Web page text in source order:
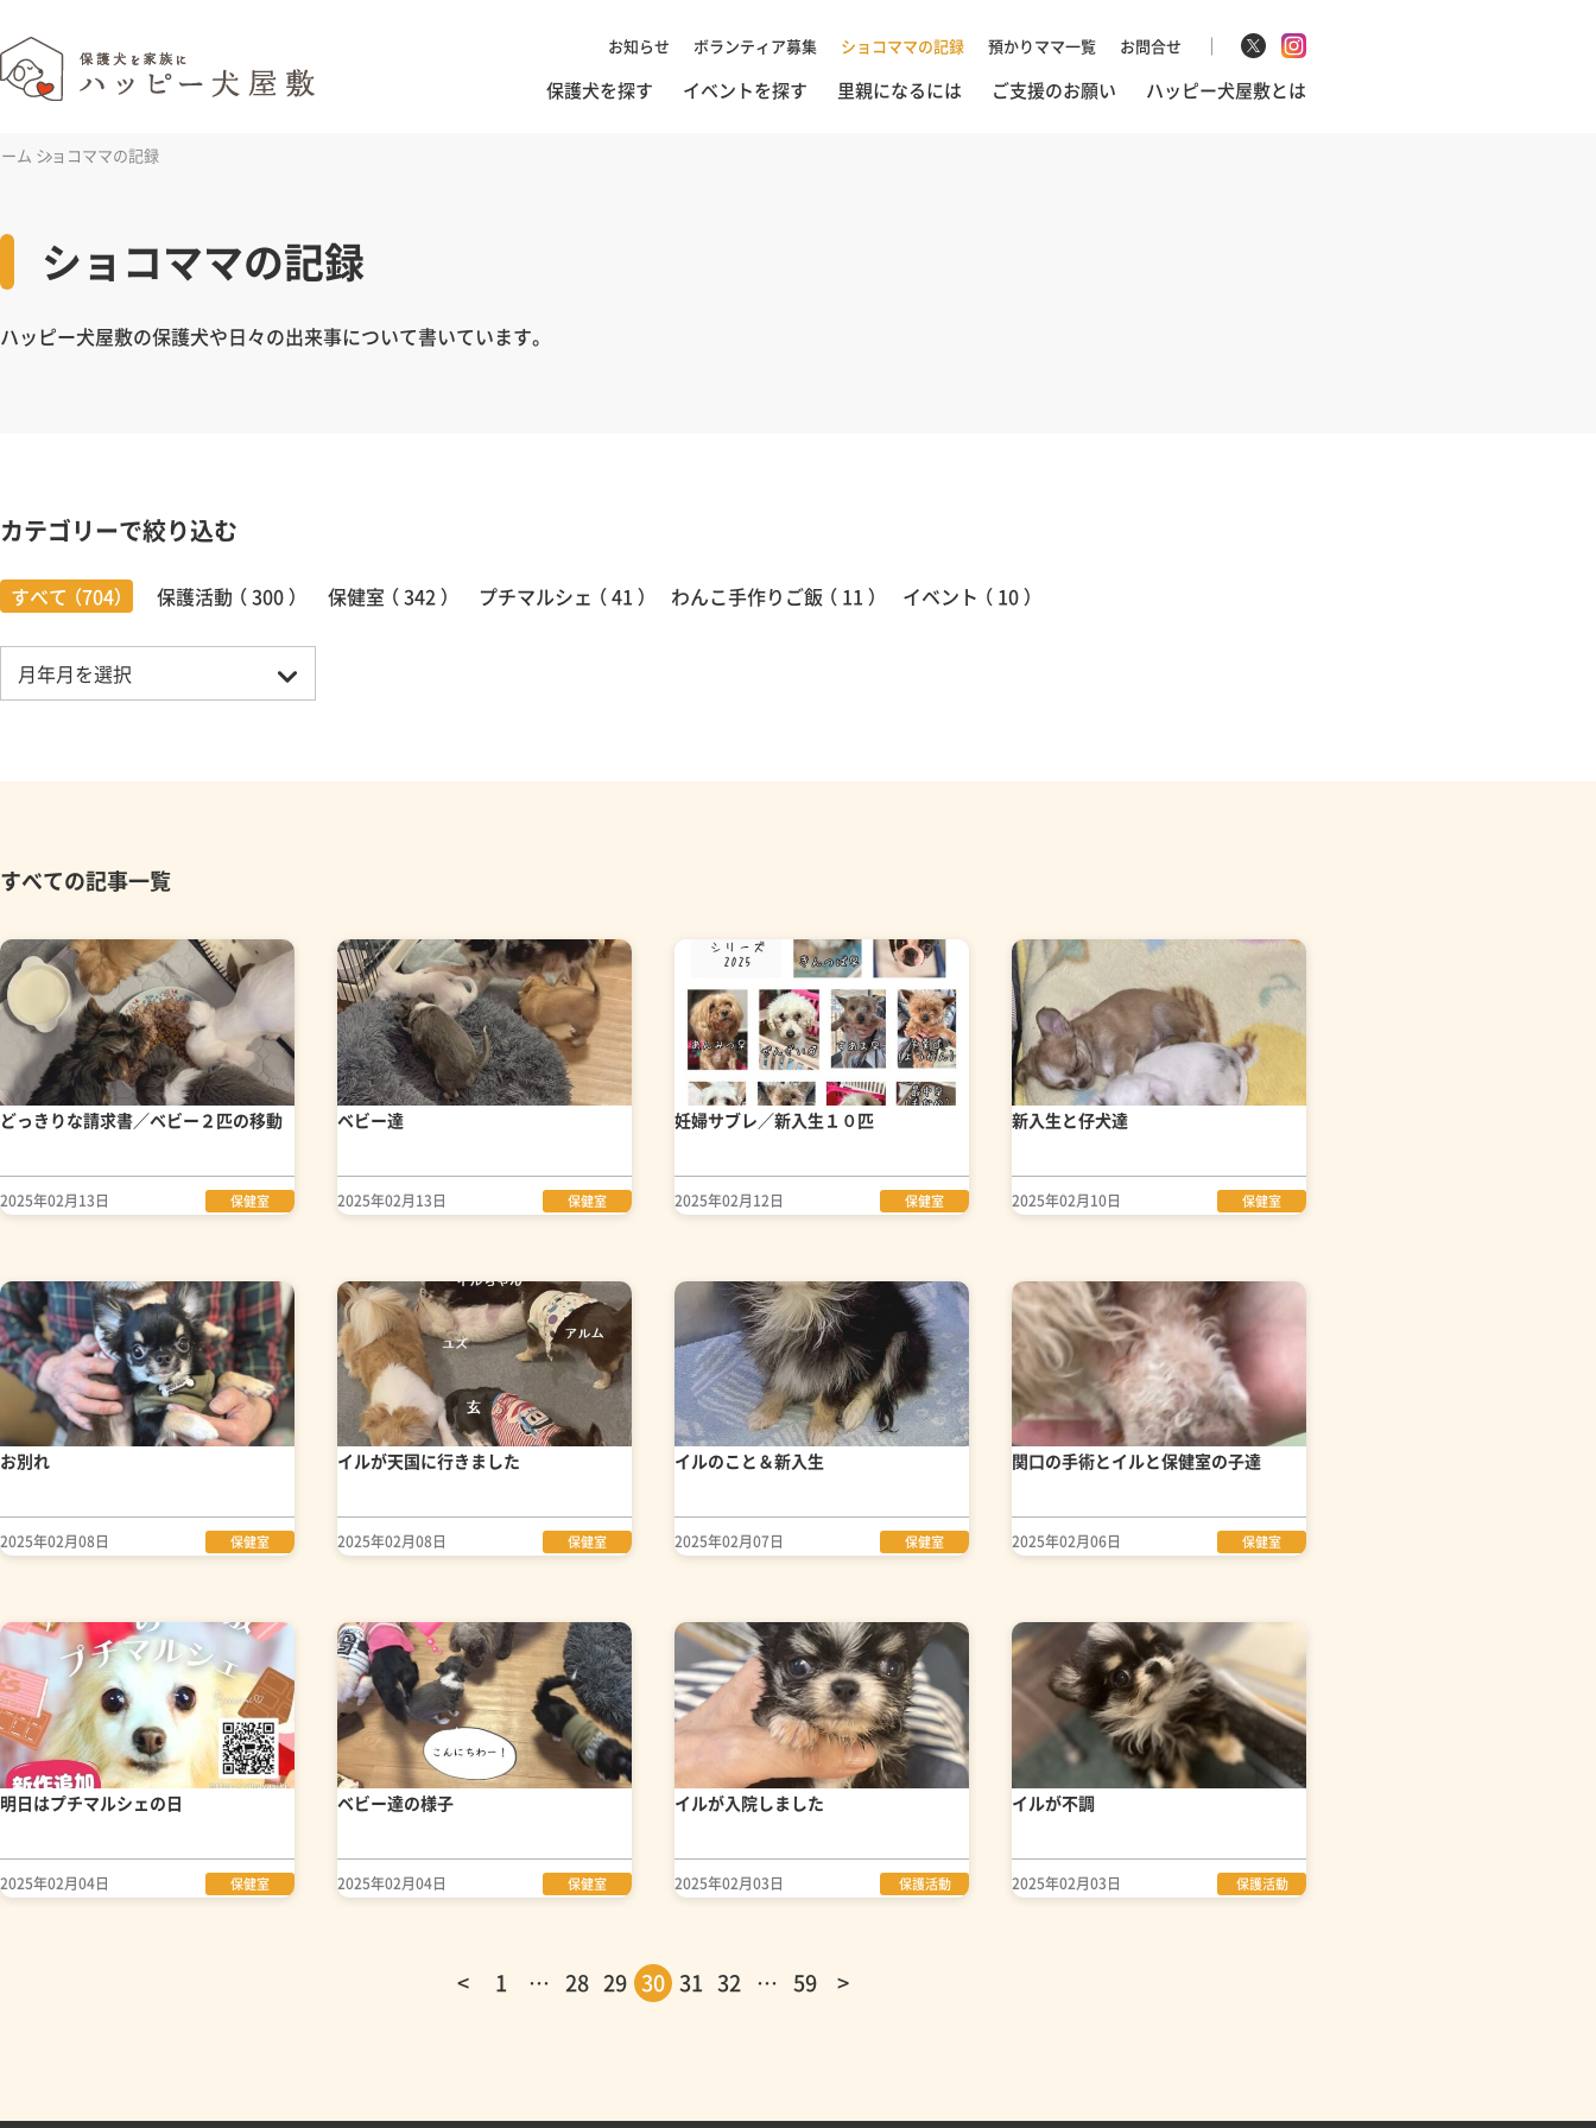
お知らせ ボランティア募集 ショコママの記録 預かりママ一覧 お問合せ
保護犬を探す イベントを探す 里親になるには ご支援のお願い ハッピー犬屋敷とは
ム ショコママの記録
ショコママの記録
ハッピー犬屋敷の保護犬や日々の出来事について書いています。
カテゴリーで絞り込む
すべて （704） 保護活動 （ 300 ） 保健室 （ 342 ） プチマルシェ （ 41 ） わんこ手作りご飯 （ 11 ） イベント （ 10 ）
すべての記事一覧
どっきりな請求書／ベビー２匹の移動
2025年02月13日 保健室
ベビー達
2025年02月13日 保健室
妊婦サブレ／新入生１０匹
2025年02月12日 保健室
新入生と仔犬達
2025年02月10日 保健室
お別れ
2025年02月08日 保健室
イルが天国に行きました
2025年02月08日 保健室
イルのこと＆新入生
2025年02月07日 保健室
関口の手術とイルと保健室の子達
2025年02月06日 保健室
明日はプチマルシェの日
2025年02月04日 保健室
ベビー達の様子
2025年02月04日 保健室
イルが入院しました
2025年02月03日 保護活動
イルが不調
2025年02月03日 保護活動
< 1 … 28 29 30 31 32 … 59 >